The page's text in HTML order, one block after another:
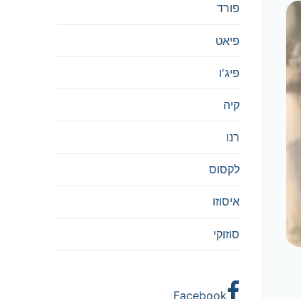
פורד
פיאט
פיג'ו
קיה
רנו
לקסוס
איסוזו
סוזוקי
Facebook